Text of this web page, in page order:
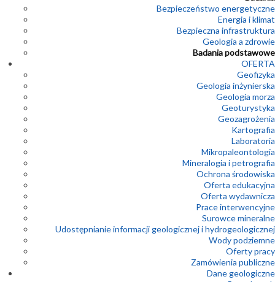
Bezpieczeństwo energetyczne
Energia i klimat
Bezpieczna infrastruktura
Geologia a zdrowie
Badania podstawowe
OFERTA
Geofizyka
Geologia inżynierska
Geologia morza
Geoturystyka
Geozagrożenia
Kartografia
Laboratoria
Mikropaleontologia
Mineralogia i petrografia
Ochrona środowiska
Oferta edukacyjna
Oferta wydawnicza
Prace interwencyjne
Surowce mineralne
Udostępnianie informacji geologicznej i hydrogeologicznej
Wody podziemne
Oferty pracy
Zamówienia publiczne
Dane geologiczne